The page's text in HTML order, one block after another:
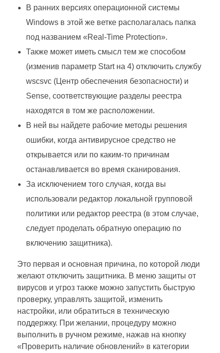
В ранних версиях операционной системы
Windows в этой же ветке располагалась папка
под названием «Real-Time Protection».
Также может иметь смысл тем же способом
(изменив параметр Start на 4) отключить службу
wscsvc (Центр обеспечения безопасности) и
Sense, соответствующие разделы реестра
находятся в том же расположении.
В ней вы найдете рабочие методы решения
ошибки, когда антивирусное средство не
открывается или по каким-то причинам
останавливается во время сканирования.
За исключением того случая, когда вы
использовали редактор локальной групповой
политики или редактор реестра (в этом случае,
следует проделать обратную операцию по
включению защитника).
Это первая и основная причина, по которой люди
желают отключить защитника. В меню защиты от
вирусов и угроз также можно запустить быструю
проверку, управлять защитой, изменить
настройки, или обратиться в техническую
поддержку. При желании, процедуру можно
выполнить в ручном режиме, нажав на кнопку
«Проверить наличие обновлений» в категории